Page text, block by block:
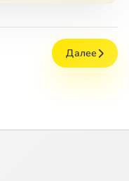
Далее